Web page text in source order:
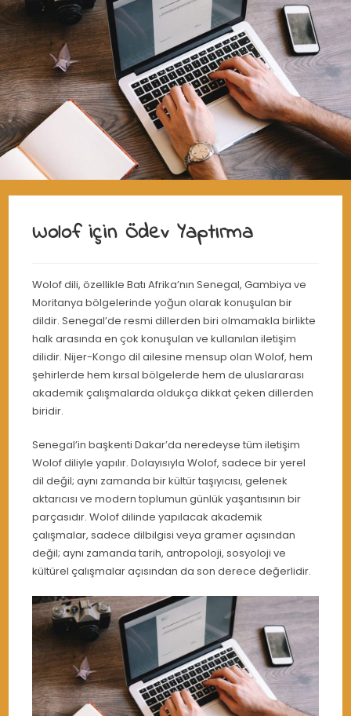
Wolof için Ödev Yaptırma
Wolof dili, özellikle Batı Afrika’nın Senegal, Gambiya ve
Moritanya bölgelerinde yoğun olarak konuşulan bir
dildir. Senegal’de resmi dillerden biri olmamakla birlikte
halk arasında en çok konuşulan ve kullanılan iletişim
dilidir. Nijer-Kongo dil ailesine mensup olan Wolof, hem
şehirlerde hem kırsal bölgelerde hem de uluslararası
akademik çalışmalarda oldukça dikkat çeken dillerden
biridir.
Senegal’in başkenti Dakar’da neredeyse tüm iletişim
Wolof diliyle yapılır. Dolayısıyla Wolof, sadece bir yerel
dil değil; aynı zamanda bir kültür taşıyıcısı, gelenek
aktarıcısı ve modern toplumun günlük yaşantısının bir
parçasıdır. Wolof dilinde yapılacak akademik
çalışmalar, sadece dilbilgisi veya gramer açısından
değil; aynı zamanda tarih, antropoloji, sosyoloji ve
kültürel çalışmalar açısından da son derece değerlidir.